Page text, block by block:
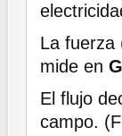
La fuerza
mide en
El flujo
campo.